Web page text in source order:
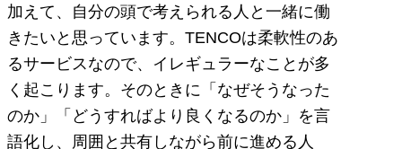
加えて、自分の頭で考えられる人と一緒に働
きたいと思っています。TENCOは柔軟性のあ
るサービスなので、イレギュラーなことが多
く起こります。そのときに「なぜそうなった
のか」「どうすればより良くなるのか」を言
語化し、周囲と共有しながら前に進める人